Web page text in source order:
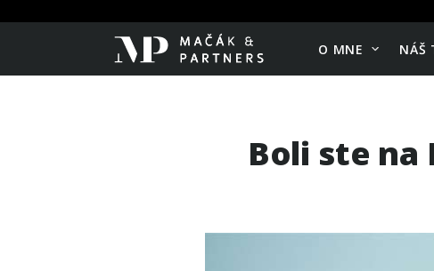
O MNE NÁŠ
Boli ste na